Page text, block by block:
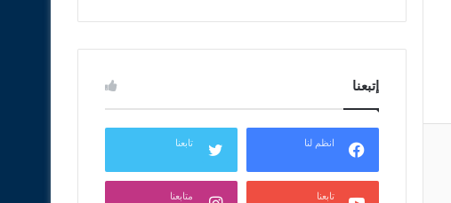
إتبعنا
انظم لنا تابعنا
تابعنا متابعنا